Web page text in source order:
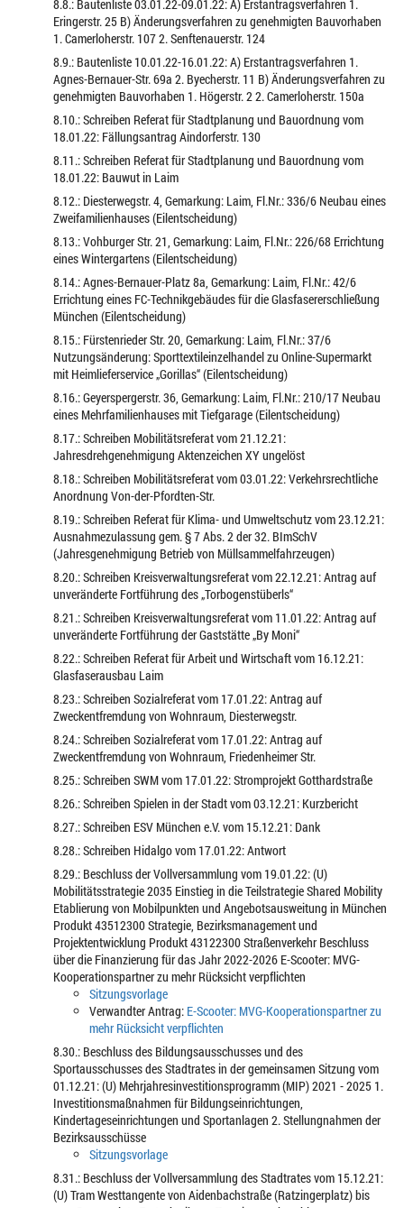
8.8.: Bautenliste 03.01.22-09.01.22: A) Erstantragsverfahren 1.
Eringerstr. 25 B) Änderungsverfahren zu genehmigten Bauvorhaben
1. Camerloherstr. 107 2. Senftenauerstr. 124
8.9.: Bautenliste 10.01.22-16.01.22: A) Erstantragsverfahren 1.
Agnes-Bernauer-Str. 69a 2. Byecherstr. 11 B) Änderungsverfahren zu
genehmigten Bauvorhaben 1. Högerstr. 2 2. Camerloherstr. 150a
8.10.: Schreiben Referat für Stadtplanung und Bauordnung vom
18.01.22: Fällungsantrag Aindorferstr. 130
8.11.: Schreiben Referat für Stadtplanung und Bauordnung vom
18.01.22: Bauwut in Laim
8.12.: Diesterwegstr. 4, Gemarkung: Laim, Fl.Nr.: 336/6 Neubau eines
Zweifamilienhauses (Eilentscheidung)
8.13.: Vohburger Str. 21, Gemarkung: Laim, Fl.Nr.: 226/68 Errichtung
eines Wintergartens (Eilentscheidung)
8.14.: Agnes-Bernauer-Platz 8a, Gemarkung: Laim, Fl.Nr.: 42/6
Errichtung eines FC-Technikgebäudes für die Glasfasererschließung
München (Eilentscheidung)
8.15.: Fürstenrieder Str. 20, Gemarkung: Laim, Fl.Nr.: 37/6
Nutzungsänderung: Sporttextileinzelhandel zu Online-Supermarkt
mit Heimlieferservice „Gorillas“ (Eilentscheidung)
8.16.: Geyerspergerstr. 36, Gemarkung: Laim, Fl.Nr.: 210/17 Neubau
eines Mehrfamilienhauses mit Tiefgarage (Eilentscheidung)
8.17.: Schreiben Mobilitätsreferat vom 21.12.21:
Jahresdrehgenehmigung Aktenzeichen XY ungelöst
8.18.: Schreiben Mobilitätsreferat vom 03.01.22: Verkehrsrechtliche
Anordnung Von-der-Pfordten-Str.
8.19.: Schreiben Referat für Klima- und Umweltschutz vom 23.12.21:
Ausnahmezulassung gem. § 7 Abs. 2 der 32. BImSchV
(Jahresgenehmigung Betrieb von Müllsammelfahrzeugen)
8.20.: Schreiben Kreisverwaltungsreferat vom 22.12.21: Antrag auf
unveränderte Fortführung des „Torbogenstüberls“
8.21.: Schreiben Kreisverwaltungsreferat vom 11.01.22: Antrag auf
unveränderte Fortführung der Gaststätte „By Moni“
8.22.: Schreiben Referat für Arbeit und Wirtschaft vom 16.12.21:
Glasfaserausbau Laim
8.23.: Schreiben Sozialreferat vom 17.01.22: Antrag auf
Zweckentfremdung von Wohnraum, Diesterwegstr.
8.24.: Schreiben Sozialreferat vom 17.01.22: Antrag auf
Zweckentfremdung von Wohnraum, Friedenheimer Str.
8.25.: Schreiben SWM vom 17.01.22: Stromprojekt Gotthardstraße
8.26.: Schreiben Spielen in der Stadt vom 03.12.21: Kurzbericht
8.27.: Schreiben ESV München e.V. vom 15.12.21: Dank
8.28.: Schreiben Hidalgo vom 17.01.22: Antwort
8.29.: Beschluss der Vollversammlung vom 19.01.22: (U)
Mobilitätsstrategie 2035 Einstieg in die Teilstrategie Shared Mobility
Etablierung von Mobilpunkten und Angebotsausweitung in München
Produkt 43512300 Strategie, Bezirksmanagement und
Projektentwicklung Produkt 43122300 Straßenverkehr Beschluss
über die Finanzierung für das Jahr 2022-2026 E-Scooter: MVG-
Kooperationspartner zu mehr Rücksicht verpflichten
Sitzungsvorlage
Verwandter Antrag: E-Scooter: MVG-Kooperationspartner zu
mehr Rücksicht verpflichten
8.30.: Beschluss des Bildungsausschusses und des
Sportausschusses des Stadtrates in der gemeinsamen Sitzung vom
01.12.21: (U) Mehrjahresinvestitionsprogramm (MIP) 2021 - 2025 1.
Investitionsmaßnahmen für Bildungseinrichtungen,
Kindertageseinrichtungen und Sportanlagen 2. Stellungnahmen der
Bezirksausschüsse
Sitzungsvorlage
8.31.: Beschluss der Vollversammlung des Stadtrates vom 15.12.21:
(U) Tram Westtangente von Aidenbachstraße (Ratzingerplatz) bis